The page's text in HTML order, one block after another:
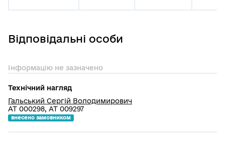
Відповідальні особи
Інформацію не зазначено
Технічний нагляд
Гальський Сергій Володимирович
АТ 000298, АТ 009297
внесено замовником